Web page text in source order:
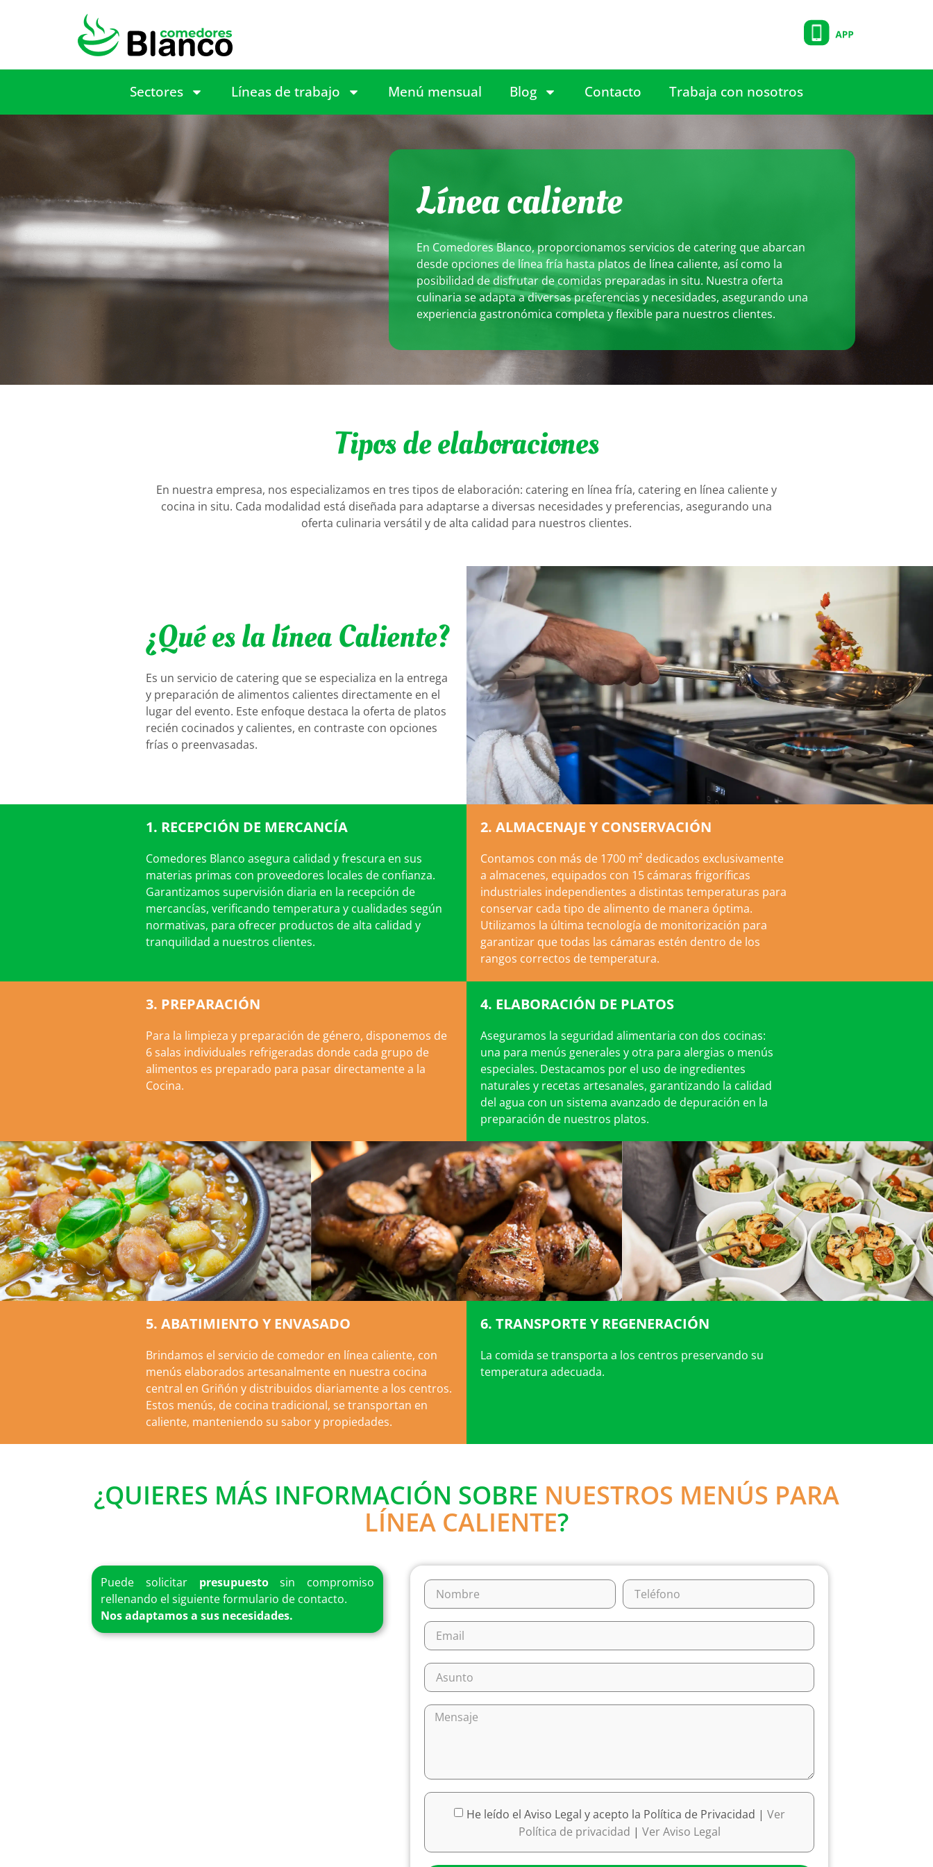
Sectores Líneas de trabajo Menú mensual Blog Contacto Trabaja con nosotros
Línea caliente
En Comedores Blanco, proporcionamos servicios de catering que abarcan
desde opciones de línea fría hasta platos de línea caliente, así como la
posibilidad de disfrutar de comidas preparadas in situ. Nuestra oferta
culinaria se adapta a diversas preferencias y necesidades, asegurando una
experiencia gastronómica completa y flexible para nuestros clientes.
Tipos de elaboraciones
En nuestra empresa, nos especializamos en tres tipos de elaboración: catering en línea fría, catering en línea caliente y
cocina in situ. Cada modalidad está diseñada para adaptarse a diversas necesidades y preferencias, asegurando una
oferta culinaria versátil y de alta calidad para nuestros clientes.
¿Qué es la línea Caliente?
Es un servicio de catering que se especializa en la entrega
y preparación de alimentos calientes directamente en el
lugar del evento. Este enfoque destaca la oferta de platos
recién cocinados y calientes, en contraste con opciones
frías o preenvasadas.
1. RECEPCIÓN DE MERCANCÍA
Comedores Blanco asegura calidad y frescura en sus
materias primas con proveedores locales de confianza.
Garantizamos supervisión diaria en la recepción de
mercancías, verificando temperatura y cualidades según
normativas, para ofrecer productos de alta calidad y
tranquilidad a nuestros clientes.
2. ALMACENAJE Y CONSERVACIÓN
Contamos con más de 1700 m² dedicados exclusivamente
a almacenes, equipados con 15 cámaras frigoríficas
industriales independientes a distintas temperaturas para
conservar cada tipo de alimento de manera óptima.
Utilizamos la última tecnología de monitorización para
garantizar que todas las cámaras estén dentro de los
rangos correctos de temperatura.
3. PREPARACIÓN
Para la limpieza y preparación de género, disponemos de
6 salas individuales refrigeradas donde cada grupo de
alimentos es preparado para pasar directamente a la
Cocina.
4. ELABORACIÓN DE PLATOS
Aseguramos la seguridad alimentaria con dos cocinas:
una para menús generales y otra para alergias o menús
especiales. Destacamos por el uso de ingredientes
naturales y recetas artesanales, garantizando la calidad
del agua con un sistema avanzado de depuración en la
preparación de nuestros platos.
5. ABATIMIENTO Y ENVASADO
Brindamos el servicio de comedor en línea caliente, con
menús elaborados artesanalmente en nuestra cocina
central en Griñón y distribuidos diariamente a los centros.
Estos menús, de cocina tradicional, se transportan en
caliente, manteniendo su sabor y propiedades.
6. TRANSPORTE Y REGENERACIÓN
La comida se transporta a los centros preservando su
temperatura adecuada.
¿QUIERES MÁS INFORMACIÓN SOBRE NUESTROS MENÚS PARA
LÍNEA CALIENTE?
Puede solicitar presupuestosin compromiso
rellenando el siguiente formulario de contacto.
Nos adaptamos a sus necesidades.
He leído el Aviso Legal y acepto la Política de Privacidad | Ver
Política de privacidad | Ver Aviso Legal